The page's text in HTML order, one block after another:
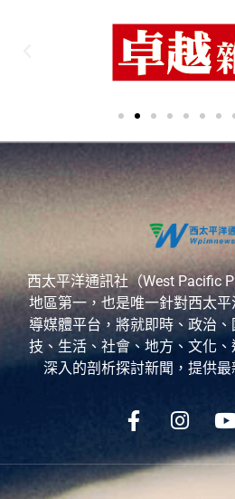
西太平洋通訊社（West Pacific
地區第一，也是唯一針對西太
導媒體平台，將就即時、政治
技、生活、社會、地方、文化
深入的剖析探討新聞，提供最